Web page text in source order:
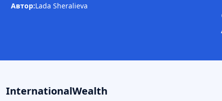
Автор:Lada Sheralieva
InternationalWealth